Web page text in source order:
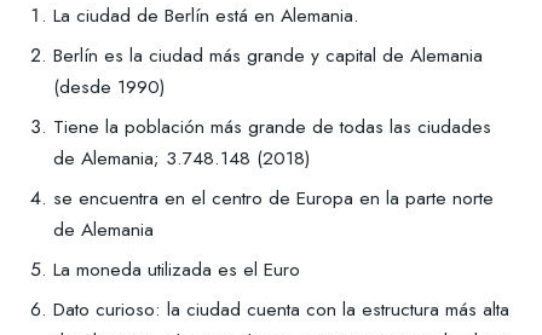
La ciudad de Berlín está en Alemania.
Berlín es la ciudad más grande y capital de Alemania
(desde 1990)
Tiene la población más grande de todas las ciudades
de Alemania; 3.748.148 (2018)
se encuentra en el centro de Europa en la parte norte
de Alemania
La moneda utilizada es el Euro
Dato curioso: la ciudad cuenta con la estructura más alta